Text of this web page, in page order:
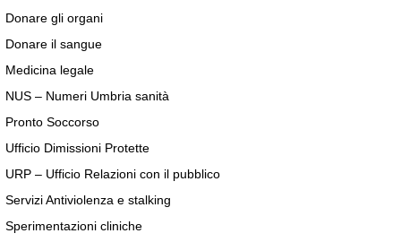
Donare gli organi
Donare il sangue
Medicina legale
NUS – Numeri Umbria sanità
Pronto Soccorso
Ufficio Dimissioni Protette
URP – Ufficio Relazioni con il pubblico
Servizi Antiviolenza e stalking
Sperimentazioni cliniche